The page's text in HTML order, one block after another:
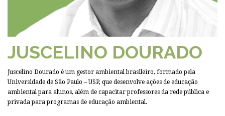
JUSCELINO DOURADO
Juscelino Dourado é um gestor ambiental brasileiro, formado pela
Universidade de São Paulo – USP, que desenvolve ações de educação
ambiental para alunos, além de capacitar professores da rede pública e
privada para programas de educação ambiental.